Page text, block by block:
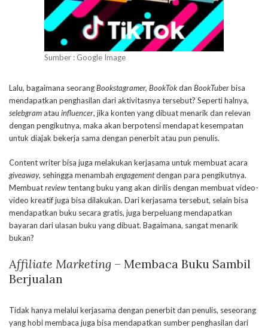
Sumber : Google Image
Lalu, bagaimana seorangBookstagramer, BookTokdan BookTuberbisa
mendapatkan penghasilan dari aktivitasnya tersebut? Seperti halnya,
selebgramatau influencer, jika konten yang dibuat menarik dan relevan
dengan pengikutnya, maka akan berpotensi mendapat kesempatan
untuk diajak bekerja sama dengan penerbit atau pun penulis.
Content writer bisa juga melakukan kerjasama untuk membuat acara
giveaway, sehingga menambah engagementdengan para pengikutnya.
Membuatreviewtentang buku yang akan dirilis dengan membuat video-
video kreatif juga bisa dilakukan. Dari kerjasama tersebut, selain bisa
mendapatkan buku secara gratis, juga berpeluang mendapatkan
bayaran dari ulasan buku yang dibuat. Bagaimana, sangat menarik
bukan?
Affiliate Marketing – Membaca Buku Sambil
Berjualan
Tidak hanya melalui kerjasama dengan penerbit dan penulis, seseorang
yang hobi membaca juga bisa mendapatkan sumber penghasilan dari